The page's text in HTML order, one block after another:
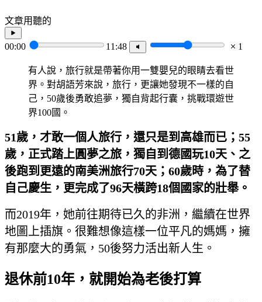
文章用聽的
00:00 11:48 1
有人說，旅行就是帶著你用一雙嬰兒的眼睛去看世
界。對胡語芳來說，旅行，更讓她發現不一樣的自
己，50歲後勇敢追夢，獨自背起行囊，挑戰環遊世
界100國。
51歲，才敢一個人旅行，還只是到高雄而已；55
歲，正式踏上圓夢之旅，獨自到德國玩10天、之
後跑到更遠的南美洲旅行70天；60歲時，為了替
自己慶生，更完成了96天橫跨18個國家的壯舉。
而2019年，她前往期待已久的非洲，繼續在世界
地圖上插旗。很難想像這樣一位平凡的媽媽，擁
有那麼大的勇氣，50後努力活出新人生。
退休前10年，就開始為老後打算